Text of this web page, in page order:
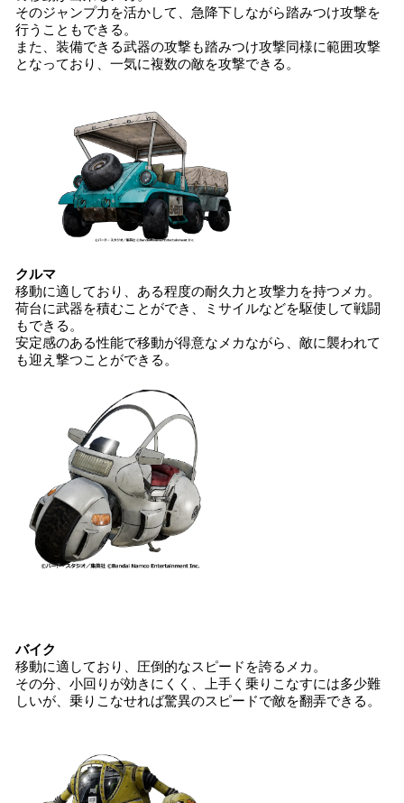
そのジャンプ力を活かして、急降下しながら踏みつけ攻撃を
行うこともできる。
また、装備できる武器の攻撃も踏みつけ攻撃同様に範囲攻撃
となっており、一気に複数の敵を攻撃できる。
クルマ
移動に適しており、ある程度の耐久力と攻撃力を持つメカ。
荷台に武器を積むことができ、ミサイルなどを駆使して戦闘
もできる。
安定感のある性能で移動が得意なメカながら、敵に襲われて
も迎え撃つことができる。
バイク
移動に適しており、圧倒的なスピードを誇るメカ。
その分、小回りが効きにくく、上手く乗りこなすには多少難
しいが、乗りこなせれば驚異のスピードで敵を翻弄できる。